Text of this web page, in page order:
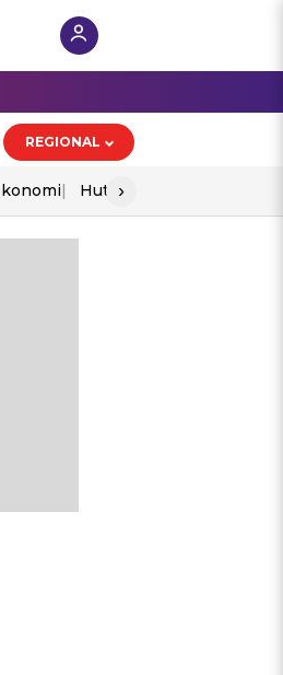
REGIONAL
Hut Ri
›